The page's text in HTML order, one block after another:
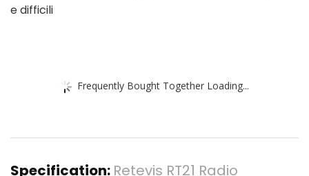
e difficili
Frequently Bought Together Loading...
Specification: Retevis RT21 Radio